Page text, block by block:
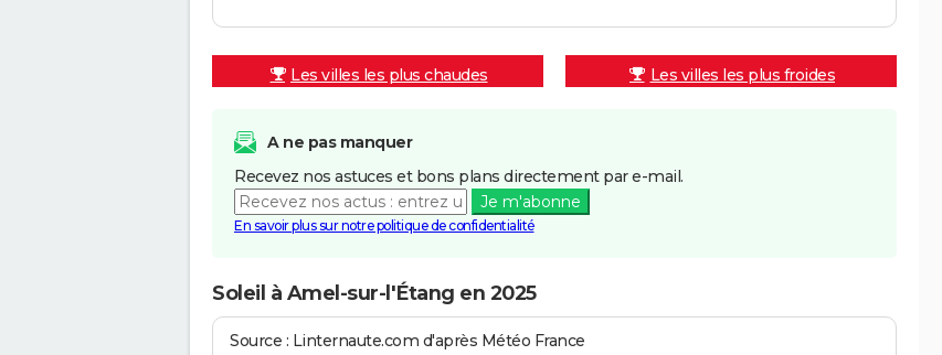
Les villes les plus chaudes Les villes les plus froides
A ne pas manquer
Recevez nos astuces et bons plans directement par e-mail.
Je m'abonne
En savoir plus sur notre politique de confidentialité
Soleil à Amel-sur-l'Étang en 2025
Source : Linternaute.com d'après Météo France